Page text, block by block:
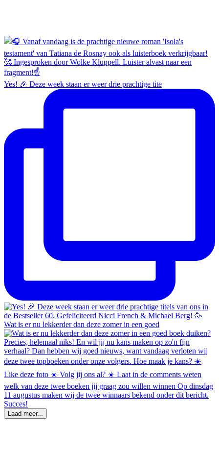
Yes! 🎉 Deze week staan er weer drie prachtige tite
Wat is er nu lekkerder dan deze zomer in een goed
Laad meer...